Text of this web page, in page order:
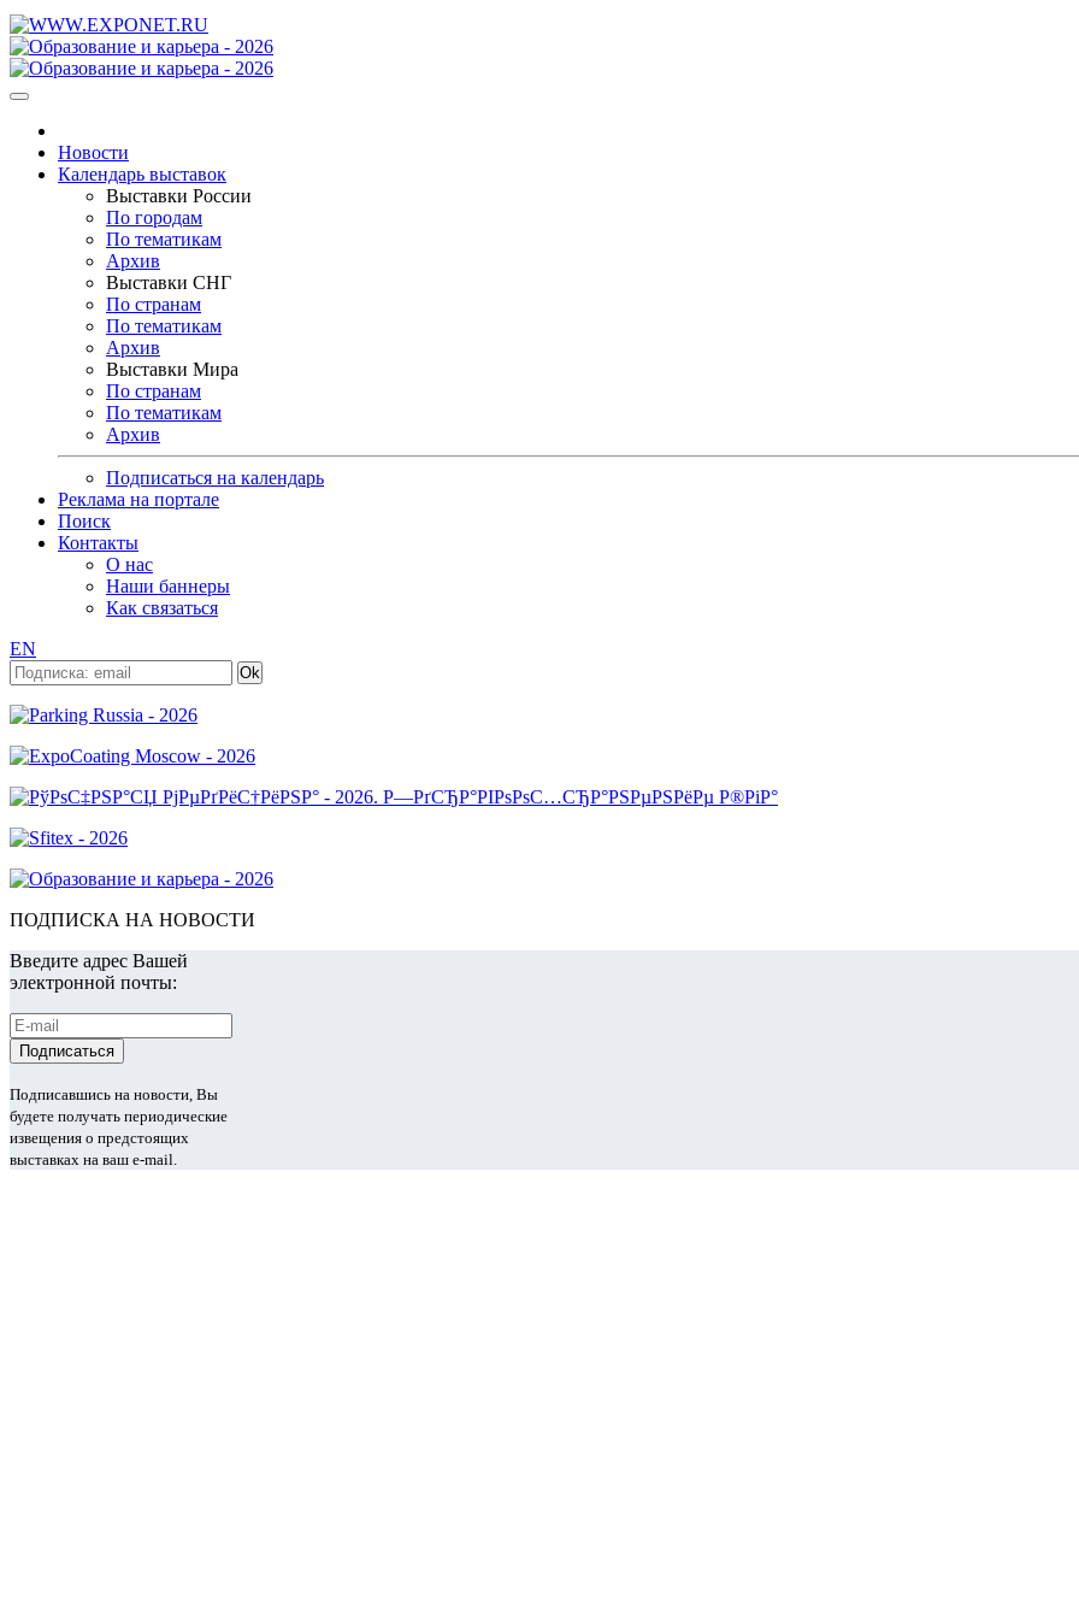
Новости
Календарь выставок
Выставки России
По городам
По тематикам
Архив
Выставки СНГ
По странам
По тематикам
Архив
Выставки Мира
По странам
По тематикам
Архив
Подписаться на календарь
Реклама на портале
Поиск
Контакты
О нас
Наши баннеры
Как связаться
EN
ПОДПИСКА НА НОВОСТИ
Введите адрес Вашей
электронной почты:
Подписавшись на новости, Вы
будете получать периодические
извещения о предстоящих
выставках на ваш e-mail.